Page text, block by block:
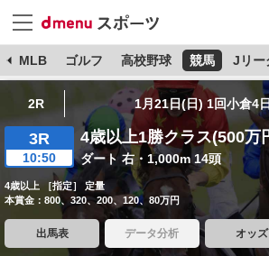
MLB ゴルフ 高校野球 競馬 Jリー
2R 1月21日(日) 1回小倉4
3R
10:50
4歳以上1勝クラス(500万
ダート 右・1,000m 14頭
4歳以上 ［指定］ 定量
本賞金：800、320、200、120、80万円
出馬表 データ分析 オッズ